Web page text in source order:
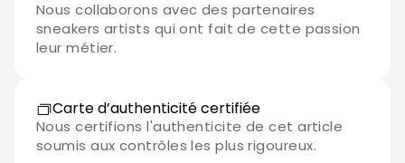
Nous collaborons avec des partenaires
sneakers artists qui ont fait de cette passion
leur métier.
Carte d’authenticité certifiée
Nous certifions l'authenticite de cet article
soumis aux contrôles les plus rigoureux.